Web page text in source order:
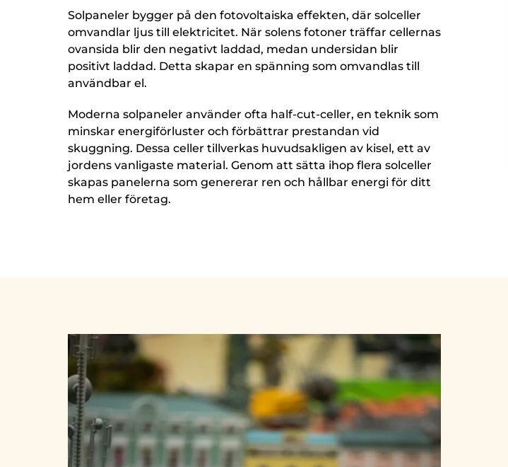
Solpaneler bygger på den fotovoltaiska effekten, där solceller
omvandlar ljus till elektricitet. När solens fotoner träffar cellernas
ovansida blir den negativt laddad, medan undersidan blir
positivt laddad. Detta skapar en spänning som omvandlas till
användbar el.
Moderna solpaneler använder ofta half-cut-celler, en teknik som
minskar energiförluster och förbättrar prestandan vid
skuggning. Dessa celler tillverkas huvudsakligen av kisel, ett av
jordens vanligaste material. Genom att sätta ihop flera solceller
skapas panelerna som genererar ren och hållbar energi för ditt
hem eller företag.